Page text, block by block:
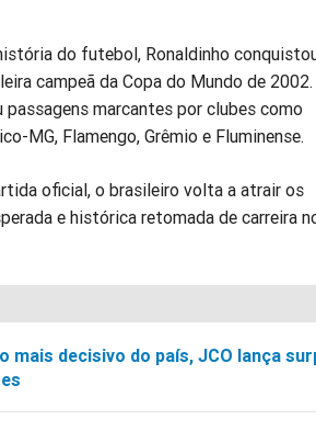
do futebol, Ronaldinho
campeã da Copa do Mundo de
marcantes por clubes como
MG, Flamengo, Grêmio e Fluminense.
oficial, o brasileiro volta a atrair os
e histórica retomada de carreira
mais decisivo do país, JCO lança